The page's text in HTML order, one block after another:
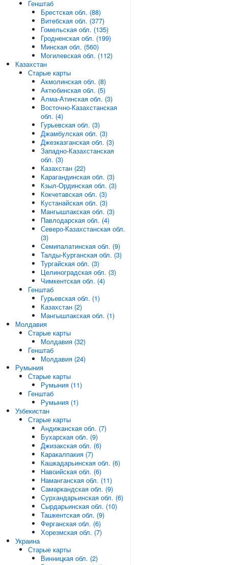
Генштаб
Брестская обл. (88)
Витебская обл. (377)
Гомельская обл. (135)
Гродненская обл. (199)
Минская обл. (560)
Могилевская обл. (112)
Казахстан
Старые карты
Акмолинская обл. (8)
Актюбинская обл. (5)
Алма-Атинская обл. (3)
Восточно-Казахстанская
обл. (4)
Гурьевская обл. (3)
Джамбулская обл. (3)
Джезказганская обл. (3)
Западно-Казахстанская
обл. (3)
Казахстан (22)
Карагандинская обл. (3)
Кзыл-Ординская обл. (3)
Кокчетавская обл. (3)
Кустанайская обл. (3)
Мангышлакская обл. (3)
Павлодарская обл. (4)
Северо-Казахстанская обл.
(3)
Семипалатинская обл. (9)
Талды-Курганская обл. (3)
Тургайская обл. (3)
Целиноградская обл. (3)
Чимкентская обл. (4)
Генштаб
Гурьевская обл. (1)
Казахстан (2)
Мангышлакская обл. (1)
Молдавия
Старые карты
Молдавия (32)
Генштаб
Молдавия (24)
Румыния
Старые карты
Румыния (11)
Генштаб
Румыния (1)
Узбекистан
Старые карты
Андижанская обл. (7)
Бухарская обл. (9)
Джизакская обл. (6)
Каракалпакия (7)
Кашкадарьинская обл. (6)
Навоийская обл. (6)
Наманганская обл. (11)
Самаркандская обл. (9)
Сурхандарьинская обл. (6)
Сырдарьинская обл. (10)
Ташкентская обл. (9)
Ферганская обл. (6)
Хорезмская обл. (7)
Украина
Старые карты
Винницкая обл. (2)